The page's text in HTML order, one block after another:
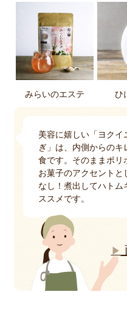
みらいのエステ ひ
美容に嬉しい「ヨク
ぎ」は、内側からの
食です。そのままポリ
お菓子のアクセント
なし！煮出してハトム
ススメです。
▶